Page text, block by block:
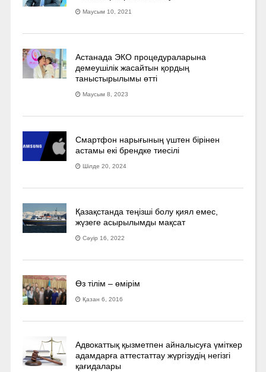
Маусым 10, 2021
Астанада ЭКО процедураларына
демеушілік жасайтын қордың
таныстырылымы өтті
Маусым 8, 2023
Смартфон нарығының үштен бірінен
астамы екі брендке тиесілі
Шілде 20, 2024
Қазақстанда теңізші болу қиял емес,
жүзеге асырылымды мақсат
Сәуір 16, 2022
Өз тілім – өмірім
Қазан 6, 2016
Адвокаттық қызметпен айналысуға үмiткер
адамдарға аттестаттау жүргізудің негізгі
қағидалары